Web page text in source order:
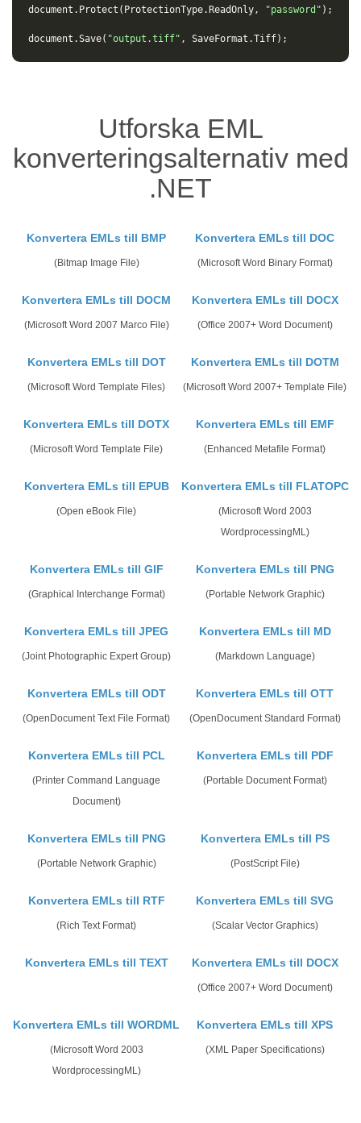
document . Protect ( ProtectionType. ReadOnly, "password" );
document .Save( "output.tiff" , SaveFormat .Tiff);
Utforska EML
konverteringsalternativ med
.NET
Konvertera EMLs till BMP
(Bitmap Image File)
Konvertera EMLs till DOC
(Microsoft Word Binary Format)
Konvertera EMLs till DOCM
(Microsoft Word 2007 Marco File)
Konvertera EMLs till DOCX
(Office 2007+ Word Document)
Konvertera EMLs till DOT
(Microsoft Word Template Files)
Konvertera EMLs till DOTM
(Microsoft Word 2007+ Template File)
Konvertera EMLs till DOTX
(Microsoft Word Template File)
Konvertera EMLs till EMF
(Enhanced Metafile Format)
Konvertera EMLs till EPUB
(Open eBook File)
Konvertera EMLs till FLATOPC
(Microsoft Word 2003
WordprocessingML)
Konvertera EMLs till GIF
(Graphical Interchange Format)
Konvertera EMLs till PNG
(Portable Network Graphic)
Konvertera EMLs till JPEG
(Joint Photographic Expert Group)
Konvertera EMLs till MD
(Markdown Language)
Konvertera EMLs till ODT
(OpenDocument Text File Format)
Konvertera EMLs till OTT
(OpenDocument Standard Format)
Konvertera EMLs till PCL
(Printer Command Language
Document)
Konvertera EMLs till PDF
(Portable Document Format)
Konvertera EMLs till PNG
(Portable Network Graphic)
Konvertera EMLs till PS
(PostScript File)
Konvertera EMLs till RTF
(Rich Text Format)
Konvertera EMLs till SVG
(Scalar Vector Graphics)
Konvertera EMLs till TEXT Konvertera EMLs till DOCX
(Office 2007+ Word Document)
Konvertera EMLs till WORDML
(Microsoft Word 2003
WordprocessingML)
Konvertera EMLs till XPS
(XML Paper Specifications)